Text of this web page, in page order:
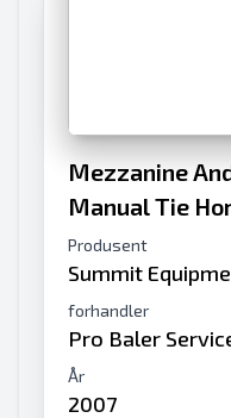
Mezzanine
Manual Tie
Produsent
Summit
forhandler
Pro Baler
År
2007